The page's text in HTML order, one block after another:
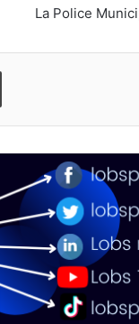
La Police
Imprimer